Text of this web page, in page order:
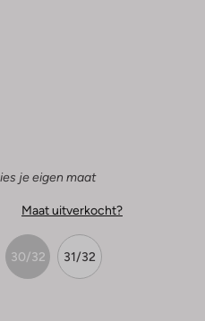
je eigen maat
Maat uitverkocht?
30/32 31/32